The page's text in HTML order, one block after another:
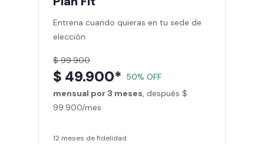
Entrena cuando quieras en tu sede de
elección
$ 99.900
$ 49.900* 50% OFF
mensual por 3 meses, después $
99.900/mes
12 meses de fidelidad